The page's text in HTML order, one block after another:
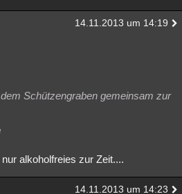
14.11.2013 um 14:19
Schützengraben gemeinsam zur
alkoholfreies zur Zeit....
14.11.2013 um 14:23